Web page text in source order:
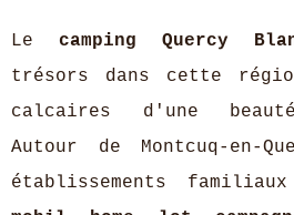
Lecamping Quercy
trésors dans cette
calcaires d'une
Autour de Montcuq-en-
établissements